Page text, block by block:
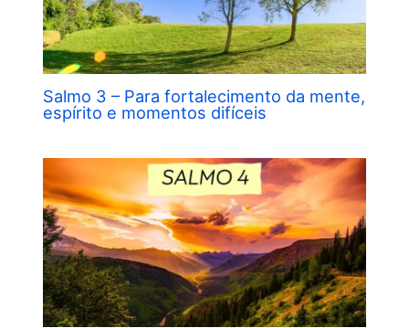
Salmo 3 – Para fortalecimento da mente,
espírito e momentos difíceis